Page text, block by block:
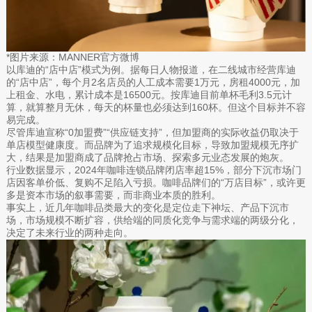
*图片来源：MANNER官方微博
以库迪的“店中店”模式为例。据每日人物报道，在二线城市经营库迪
的“店中店”，每个月2名店员的人工成本需要1万元，房租4000元，加
上租金、水电，累计成本是16500元。按库迪目前单杯毛利3.5元计
算，就算整月无休，每天的杯量也必须达到160杯。但这个目标并不容
易完成。
尽管库迪宣称“0加盟费”“供应链支持”，但加盟商的实际收益仍取决于
单店模型健康度。而品牌为了追求规模化目标，导致加盟规模无序扩
大，结果是加盟商成了品牌抢占市场、探索多元业态发展的炮灰。
行业数据显示，2024年咖啡连锁品牌闭店率超15%，部分下沉市场门
店因客单价低、复购不足陷入亏损。咖啡品牌们的“万店目标”，或许更
多是资本市场的叙事需要，而非商业本质的胜利。
事实上，近几年咖啡品类最大的变化是定位走下神坛、产品下沉市
场，市场规模不断扩容，供给端的同质化竞争与需求端的两级分化，
决定了未来行业的两种走向。